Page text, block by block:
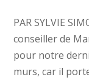
PAR SYLVIE
conseiller de
pour notre
murs, car il